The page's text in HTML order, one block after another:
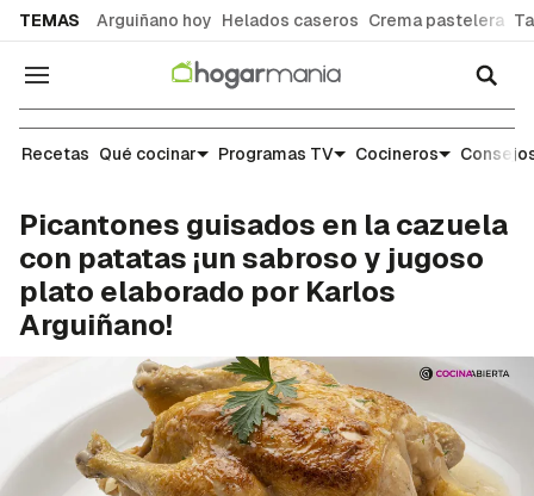
TEMAS Arguiñano hoy Helados caseros Crema pastelera
Navegación
Recetas
Recetas Qué cocinar Programas TV Cocineros
Picantones guisados en la cazuela
con patatas ¡un sabroso y jugoso
plato elaborado por Karlos
Arguiñano!